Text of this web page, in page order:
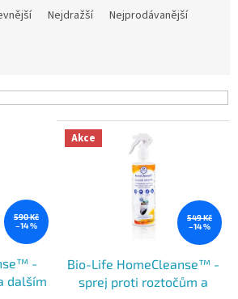
Nejdražší
Nejprodávanější
590 Kč
–14 %
-
dalším
Akce
549 Kč
–14 %
Bio-Life HomeCleanse™ -
sprej proti roztočům a